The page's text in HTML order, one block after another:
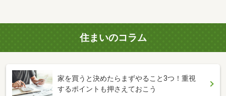
住まいのコラム
家を買うと決めたらまずやること3つ！重視
するポイントも押さえておこう